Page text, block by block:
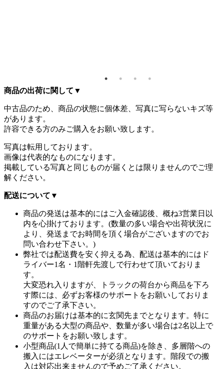
商品の出荷に関して ▼
中古品のため、商品の状態に個体差、写真に写らないキズ等
があります。
許容できる方のみご購入をお願い致します。
写真は転用しております。
画像は代表的なものになります。
掲載している写真と同じものが届くとは限りませんのでご理
解ください。
配送について ▼
商品の発送は基本的にはご入金確認後、概ね3営業日以
内を心掛けております。(数量の多い場合や出荷状況に
より、発送までお時間を頂く場合がございますのでお
問い合わせ下さい。)
弊社では配送費を安く抑える為、配送は基本的にはド
ライバー1名・1階軒先渡しで行わせて頂いておりま
す。
大変恐れ入りますが、トラックの荷台から商品を下ろ
す際には、必ずお客様のサポートをお願いしておりま
すのでご了承下さい。
商品のお届けは基本的に玄関先までとなります。特に
重量がある大型の商品や、数量が多い場合は2名以上で
のサポートをお願い致します。
小型商品(1人で簡単に持てる商品)を除き、多層階への
搬入にはエレベーターが必須となります。階段での搬
入は対応出来ませんので予めご了承ください。